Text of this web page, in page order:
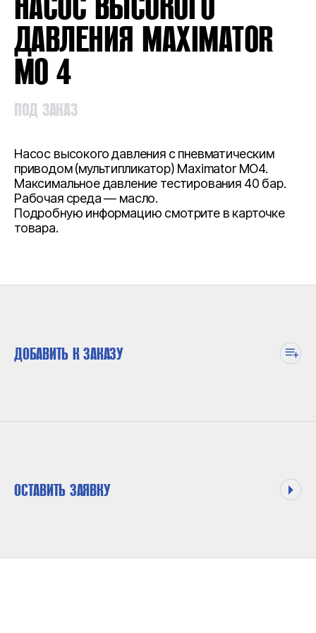
ДАВЛЕНИЯ MAXIMATOR
MO 4
ПОД ЗАКАЗ
Насос высокого давления с пневматическим
приводом (мультипликатор) Maximator MO4.
Максимальное давление тестирования 40 бар.
Рабочая среда — масло.
Подробную информацию смотрите в карточке
товара.
ДОБАВИТЬ К ЗАКАЗУ
ОСТАВИТЬ ЗАЯВКУ